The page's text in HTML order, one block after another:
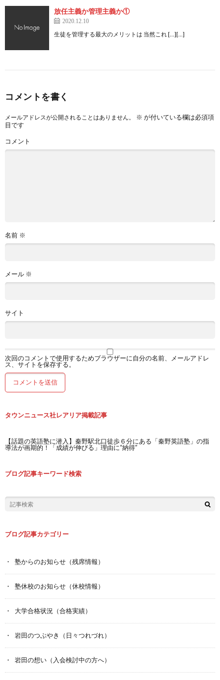
放任主義か管理主義か①
2020.12.10
生徒を管理する最大のメリットは 当然これ […][…]
コメントを書く
メールアドレスが公開されることはありません。 ※ が付いている欄は必須項
目です
コメント
名前 ※
メール ※
サイト
次回のコメントで使用するためブラウザーに自分の名前、メールアドレ
ス、サイトを保存する。
タウンニュース社レアリア掲載記事
【話題の英語塾に潜入】秦野駅北口徒歩６分にある「秦野英語塾」の指
導法が画期的！「成績が伸びる」理由に“納得”
ブログ記事キーワード検索
ブログ記事カテゴリー
塾からのお知らせ（残席情報）
塾休校のお知らせ（休校情報）
大学合格状況（合格実績）
岩田のつぶやき（日々つれづれ）
岩田の想い（入会検討中の方へ）